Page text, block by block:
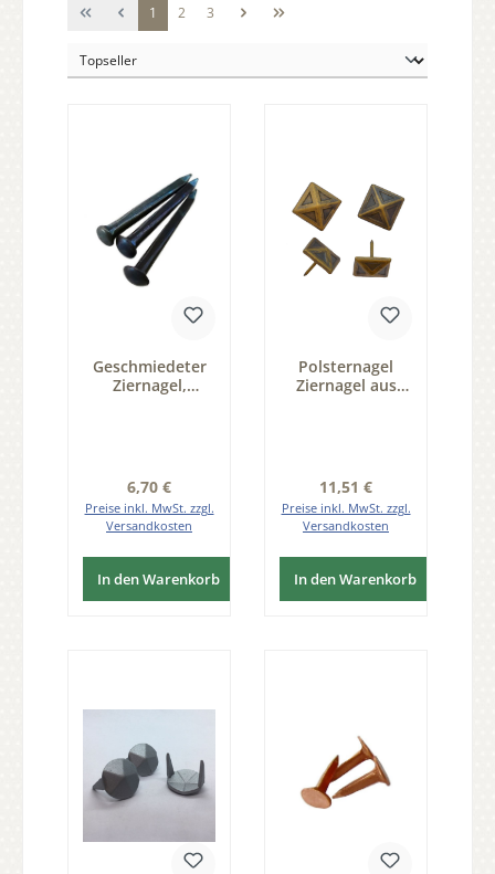
Seite
1 Seite
2 Seite
3
Geschmiedeter
Ziernagel,
Regulärer Preis:
6,70 €
Preise inkl. MwSt. zzgl.
Versandkosten
In den Warenkorb
Polsternagel
Ziernagel aus
der Serie ZB25
Regulärer Preis:
11,51 €
Preise inkl. MwSt. zzgl.
Versandkosten
In den Warenkorb